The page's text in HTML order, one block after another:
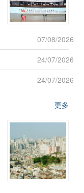
07/08/2026
24/07/2026
24/07/2026
更多